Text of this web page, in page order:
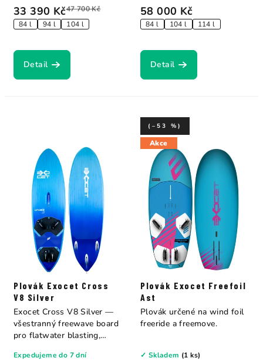
33 390 Kč47 700 Kč
84 l 94 l 104 l
Detail
58 000 Kč
84 l 104 l 114 l
Detail
Plovák Exocet Cross
V8 Silver
Expedujeme do 7 dní
Exocet Cross V8 Silver —
všestranný freewave board
pro flatwater blasting,
Akce
Plovák Exocet Freefoil
Ast
(–53 %)
✓ Skladem (1 ks)
Plovák určené na wind foil
freeride a freemove.